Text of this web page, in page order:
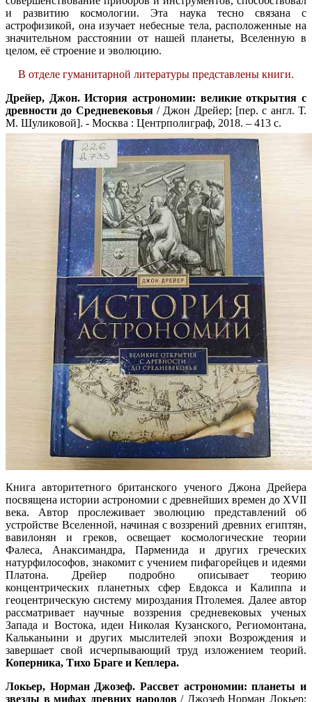
и развитию космологии. Эта наука тесно связана с
астрофизикой, она изучает небесные тела, расположенные на
значительном расстоянии от нашей планеты, Вселенную в
целом, её строение и эволюцию.
В отделе гуманитарной литературы представлены книги.
Дрейер, Джон.История астрономии: великие открытия с
древности до Средневековья/ Джон Дрейер; [пер. с англ. Т.
М. Шуликовой]. - Москва : Центрполиграф, 2018. – 413 с.
Книга авторитетного британского ученого Джона Дрейера
посвящена истории астрономии с древнейших времен до XVII
века. Автор прослеживает эволюцию представлений об
устройстве Вселенной, начиная с воззрений древних египтян,
вавилонян и греков, освещает космологические теории
Фалеса, Анаксимандра, Парменида и других греческих
натурфилософов, знакомит с учением пифагорейцев и идеями
Платона. Дрейер подробно описывает теорию
концентрических планетных сфер Евдокса и Калиппа и
геоцентрическую систему мироздания Птолемея. Далее автор
рассматривает научные воззрения средневековых ученых
Запада и Востока, идеи Николая Кузанского, Региомонтана,
Кальканьини и других мыслителей эпохи Возрождения и
завершает свой исчерпывающий труд изложением теорий.
Коперника, Тихо Браге и Кеплера.
Локьер, Норман Джозеф. Рассвет астрономии: планеты и
звезды в мифах древних народов/ Джозеф Норман Локьер;